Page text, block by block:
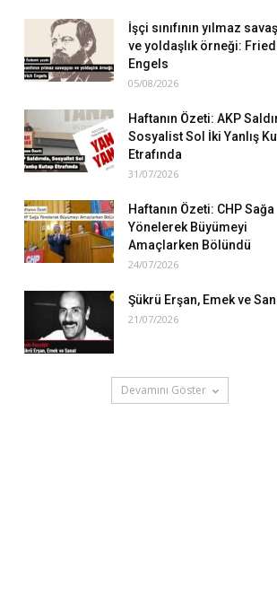
İşçi sınıfının yılmaz
ve yoldaşlık örneği:
Engels
05/08/2026
Haftanın Özeti: AKP
Sosyalist Sol İki Yanlış
Etrafında
31/07/2026
Haftanın Özeti: CHP Sağa
Yönelerek Büyümeyi
Amaçlarken Bölündü
24/07/2026
Şükrü Erşan, Emek ve
21/07/2026
Devamını Göster